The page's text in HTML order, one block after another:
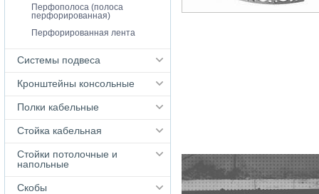
Перфополоса (полоса
перфорированная)
Перфорированная лента
Системы подвеса
Кронштейны консольные
Полки кабельные
Стойка кабельная
Стойки потолочные и
напольные
Скобы